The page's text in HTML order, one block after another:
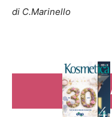
di C.Marinello